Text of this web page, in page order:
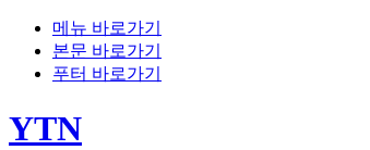
메뉴 바로가기
본문 바로가기
푸터 바로가기
YTN